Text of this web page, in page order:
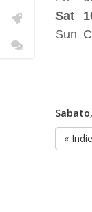
Sat
Sun
«